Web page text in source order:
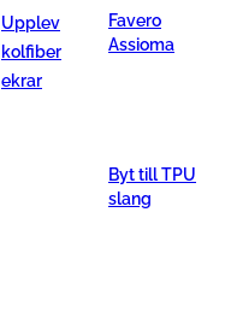
Upplev
kolfiber
ekrar
Favero
Assioma
Byt till TPU
slang